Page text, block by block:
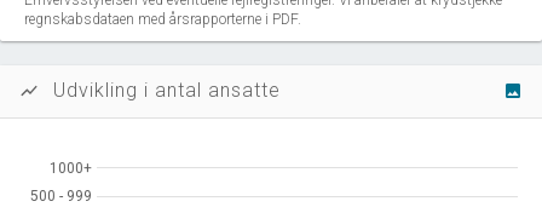
regnskabsdataen med årsrapporterne i PDF.
show_chart Udvikling i antal ansatte image
500 - 999
500 - 999
1000+
1000+